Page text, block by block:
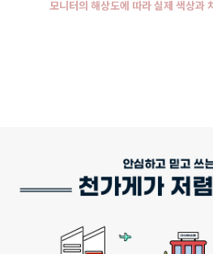
모니터의 해상도에 따라 실제 색상과